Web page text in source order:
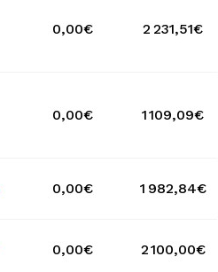
0,00€ 2 231,51€
0,00€ 1 109,09€
0,00€ 1 982,84€
0,00€ 2 100,00€